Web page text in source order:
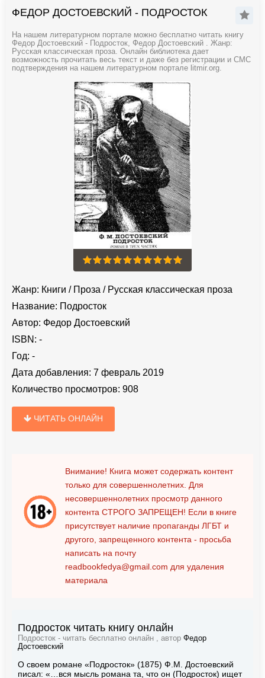
ФЕДОР ДОСТОЕВСКИЙ - ПОДРОСТОК
На нашем литературном портале можно бесплатно читать книгу
Федор Достоевский - Подросток, Федор Достоевский . Жанр:
Русская классическая проза. Онлайн библиотека дает
возможность прочитать весь текст и даже без регистрации и СМС
подтверждения на нашем литературном портале litmir.org.
Жанр: Книги / Проза / Русская классическая проза
Название: Подросток
Автор: Федор Достоевский
ISBN: -
Год: -
Дата добавления: 7 февраль 2019
Количество просмотров: 908
ЧИТАТЬ ОНЛАЙН
Внимание! Книга может содержать контент
только для совершеннолетних. Для
несовершеннолетних просмотр данного
контента СТРОГО ЗАПРЕЩЕН! Если в книге
присутствует наличие пропаганды ЛГБТ и
другого, запрещенного контента - просьба
написать на почту
readbookfedya@gmail.com для удаления
материала
Подросток читать книгу онлайн
Подросток - читать бесплатно онлайн , автор Федор
Достоевский
О своем романе «Подросток» (1875) Ф.М. Достоевский
писал: «…вся мысль романа та, что он (Подросток) ищет